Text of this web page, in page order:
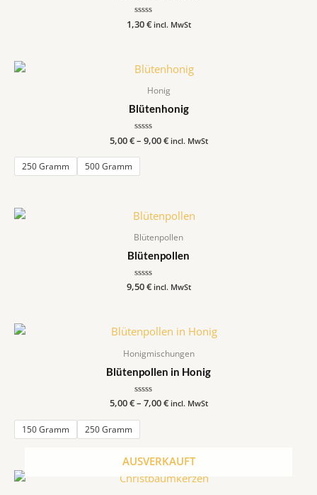
Bewertet
mit
1,30€ incl. MwSt
Honig
Blütenhonig
Bewertet
mit
0
5,00€– 9,00€ incl. MwSt
250 Gramm 500 Gramm
Blütenpollen
Blütenpollen
Bewertet
9,50€ incl. MwSt
Honigmischungen
Blütenpollen in Honig
Bewertet
0
5,00€– 7,00€ incl. MwSt
150 Gramm 250 Gramm
AUSVERKAUFT